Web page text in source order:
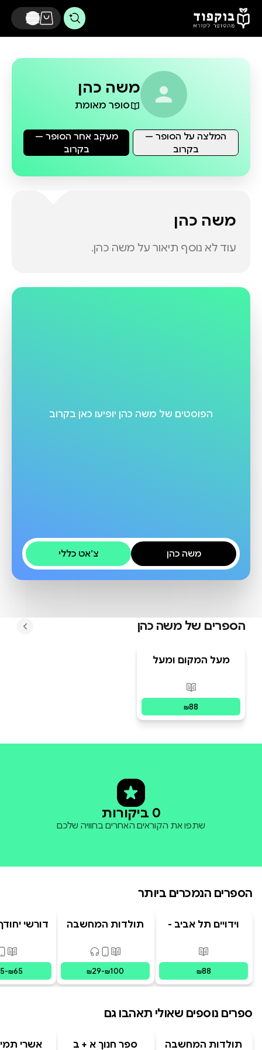
דלג לתוכן הראשי
משה כהן
סופר מאומת
מעקב אחר הסופר —
בקרוב
המלצה על הסופר —
בקרוב
משה כהן
עוד לא נוסף תיאור על משה כהן.
הפוסטים של משה כהן יופיעו כאן בקרוב
משה כהן צ׳אט כללי
הספרים של משה כהן
מעל המקום ומעל
ותיעוד
פורמטים זמינים
₪88
0 ביקורות
שתפו את הקוראים האחרים בחוויה שלכם
הספרים הנמכרים ביותר
וידויים תל אביב -
פורמטים זמינים
מודפס
₪88
תולדות המחשבה
פורמטים זמינים
מודפס,
₪29-₪100
דורשי
-₪65
ספרים נוספים שאולי תאהבו גם
תולדות המחשבה
ספר חנוך א + ב אשרי